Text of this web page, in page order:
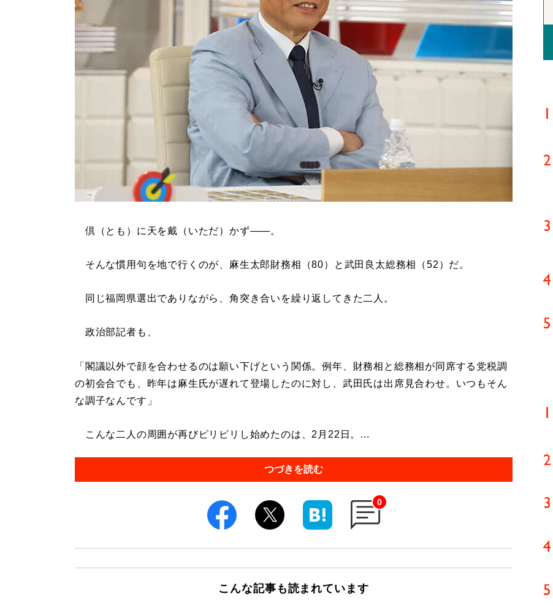
倶（とも）に天を戴（いただ）かず――。
そんな慣用句を地で行くのが、麻生太郎財務相（80）と武田良太総務相（52）だ。
同じ福岡県選出でありながら、角突き合いを繰り返してきた二人。
政治部記者も、
「閣議以外で顔を合わせるのは願い下げという関係。例年、財務相と総務相が同席する党税調
の初会合でも、昨年は麻生氏が遅れて登場したのに対し、武田氏は出席見合わせ。いつもそん
な調子なんです」
こんな二人の周囲が再びピリピリし始めたのは、2月22日。...
つづきを読む
0
こんな記事も読まれています